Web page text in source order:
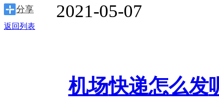
2021-05-07
分享
返回列表
机场快递怎么发